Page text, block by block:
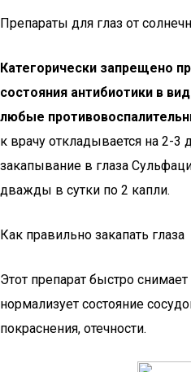
Препараты для глаз от
Категорически запрещено
состояния антибиотики в
любые
к врачу откладывается на 2-3
закапывание в глаза
дважды в сутки по 2 капли.
Как правильно закапать глаза
Этот препарат быстро
нормализует состояние
покраснения, отечности.